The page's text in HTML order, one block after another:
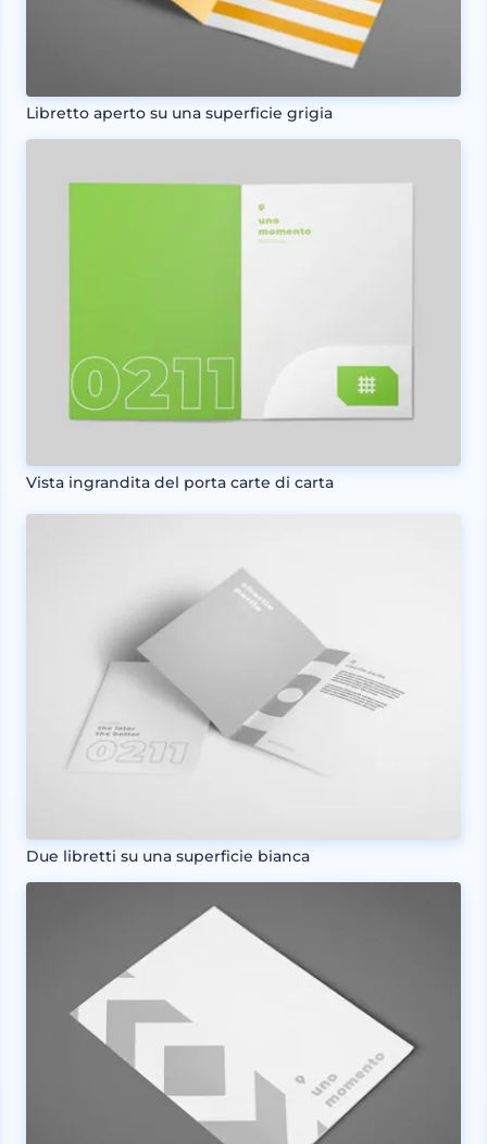
Libretto aperto su una superficie grigia
Vista ingrandita del porta carte di carta
Due libretti su una superficie bianca